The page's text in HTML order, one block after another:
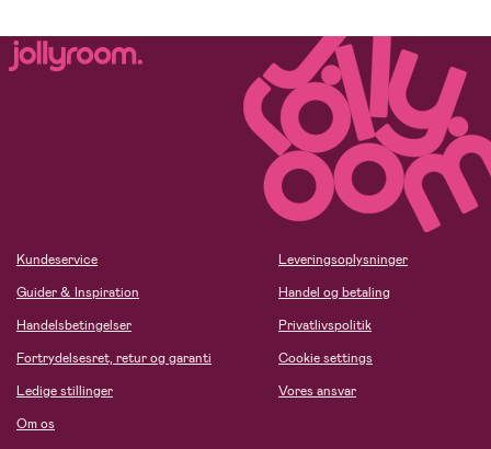
Kundeservice
Guider & Inspiration
Handelsbetingelser
Fortrydelsesret, retur og garanti
Ledige stillinger
Om os
Leveringsoplysninger
Handel og betaling
Privatlivspolitik
Cookie settings
Vores ansvar